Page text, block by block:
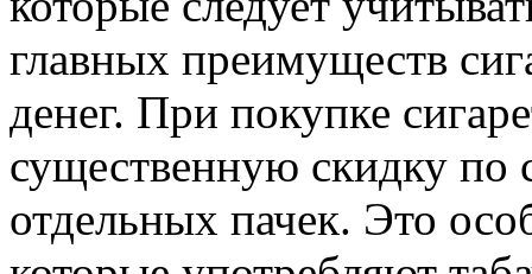
главных преимуществ
денег. При покупке
существенную скидку по
отдельных пачек. Это